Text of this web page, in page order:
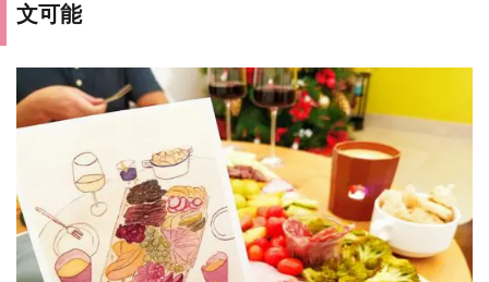
文可能